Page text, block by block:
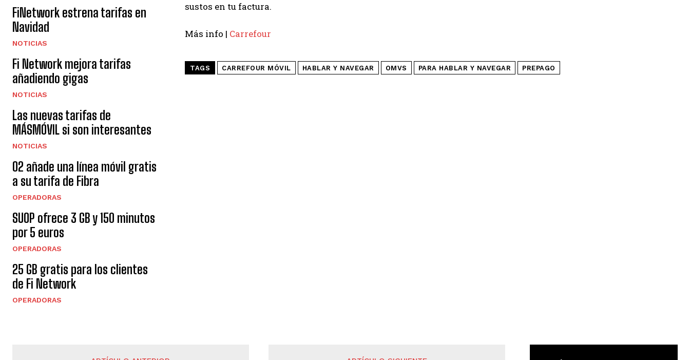
FiNetwork estrena tarifas en
Navidad
NOTICIAS
Fi Network mejora tarifas
añadiendo gigas
NOTICIAS
Las nuevas tarifas de
MÁSMÓVIL si son interesantes
NOTICIAS
O2 añade una línea móvil gratis
a su tarifa de Fibra
OPERADORAS
SUOP ofrece 3 GB y 150 minutos
por 5 euros
OPERADORAS
25 GB gratis para los clientes
de Fi Network
OPERADORAS
sustos en tu factura.
Más info | Carrefour
TAGS CARREFOUR MÓVIL HABLAR Y NAVEGAR OMVS PARA HABLAR Y NAVEGAR PREPAGO